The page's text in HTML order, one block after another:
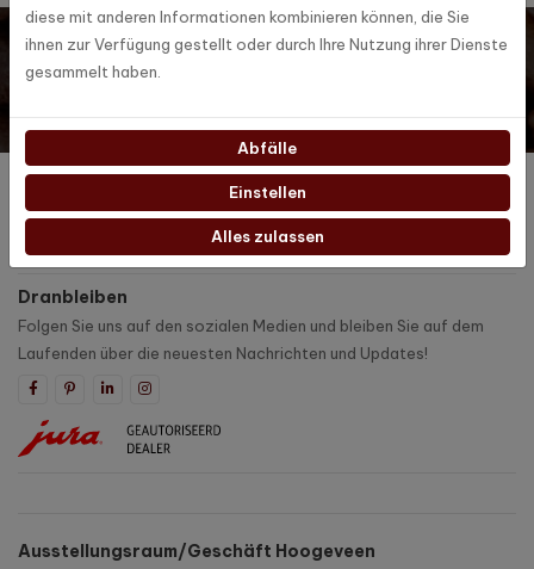
Möchten Sie auf dem Laufenden bleiben? Dann melden Sie
sich für unseren digitalen Newsletter an!
Kundenbetreuung
Dranbleiben
Folgen Sie uns auf den sozialen Medien und bleiben Sie auf dem
Laufenden über die neuesten Nachrichten und Updates!
Ausstellungsraum/Geschäft Hoogeveen
diese mit anderen Informationen kombinieren können, die Sie
ihnen zur Verfügung gestellt oder durch Ihre Nutzung ihrer Dienste
gesammelt haben.
Abfälle
Einstellen
Alles zulassen